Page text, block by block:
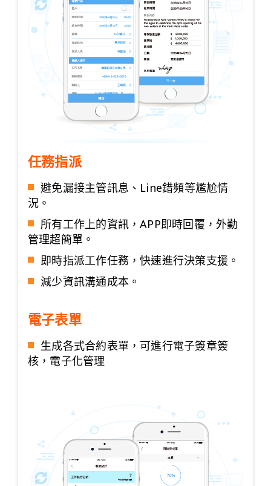
任務指派
避免漏接主管訊息、Line錯頻等尷尬情
況。
所有工作上的資訊，APP即時回覆，外勤
管理超簡單。
即時指派工作任務，快速進行決策支援。
減少資訊溝通成本。
電子表單
生成各式合約表單，可進行電子簽章簽
核，電子化管理